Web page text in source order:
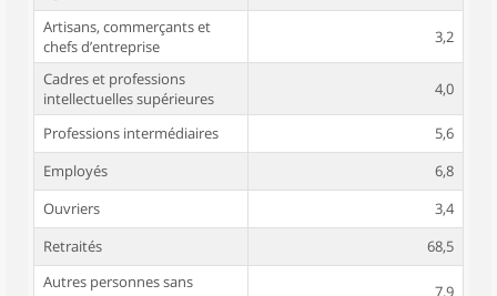
Artisans, commerçants et
chefs d’entreprise
3,2
Cadres et professions
intellectuelles supérieures
4,0
Professions intermédiaires
5,6
Employés
6,8
Ouvriers
3,4
Retraités
68,5
Autres personnes sans
7,9